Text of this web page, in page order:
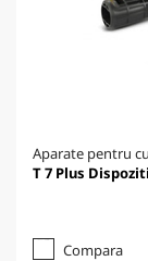
Aparate pentru
T 7 Plus
Compara